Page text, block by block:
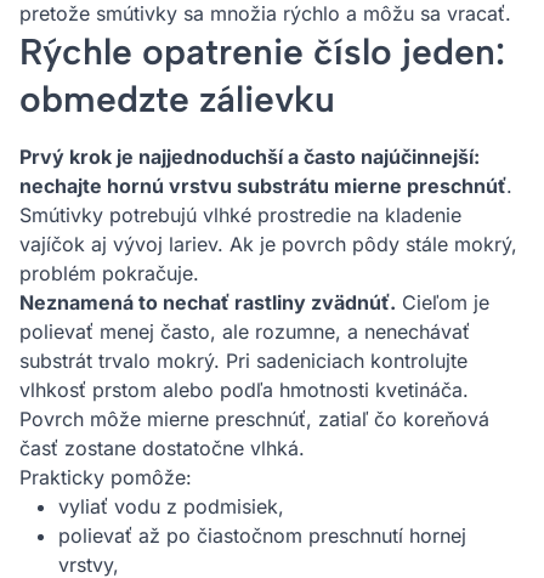
pretože smútivky sa množia rýchlo a môžu sa vracať.
Rýchle opatrenie číslo jeden:
obmedzte zálievku
Prvý krok je najjednoduchší a často najúčinnejší:
nechajte hornú vrstvu substrátu mierne preschnúť.
Smútivky potrebujú vlhké prostredie na kladenie
vajíčok aj vývoj lariev. Ak je povrch pôdy stále mokrý,
problém pokračuje.
Neznamená to nechať rastliny zvädnúť. Cieľom je
polievať menej často, ale rozumne, a nenechávať
substrát trvalo mokrý. Pri sadeniciach kontrolujte
vlhkosť prstom alebo podľa hmotnosti kvetináča.
Povrch môže mierne preschnúť, zatiaľ čo koreňová
časť zostane dostatočne vlhká.
Prakticky pomôže:
vyliať vodu z podmisiek,
polievať až po čiastočnom preschnutí hornej
vrstvy,